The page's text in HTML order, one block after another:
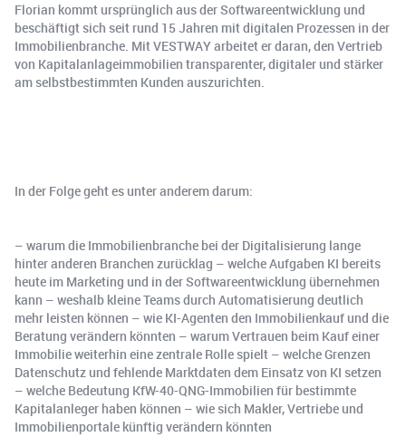
Florian kommt ursprünglich aus der Softwareentwicklung und
beschäftigt sich seit rund 15 Jahren mit digitalen Prozessen in der
Immobilienbranche. Mit VESTWAY arbeitet er daran, den Vertrieb
von Kapitalanlageimmobilien transparenter, digitaler und stärker
am selbstbestimmten Kunden auszurichten.
In der Folge geht es unter anderem darum:
– warum die Immobilienbranche bei der Digitalisierung lange
hinter anderen Branchen zurücklag – welche Aufgaben KI bereits
heute im Marketing und in der Softwareentwicklung übernehmen
kann – weshalb kleine Teams durch Automatisierung deutlich
mehr leisten können – wie KI-Agenten den Immobilienkauf und die
Beratung verändern könnten – warum Vertrauen beim Kauf einer
Immobilie weiterhin eine zentrale Rolle spielt – welche Grenzen
Datenschutz und fehlende Marktdaten dem Einsatz von KI setzen
– welche Bedeutung KfW-40-QNG-Immobilien für bestimmte
Kapitalanleger haben können – wie sich Makler, Vertriebe und
Immobilienportale künftig verändern könnten